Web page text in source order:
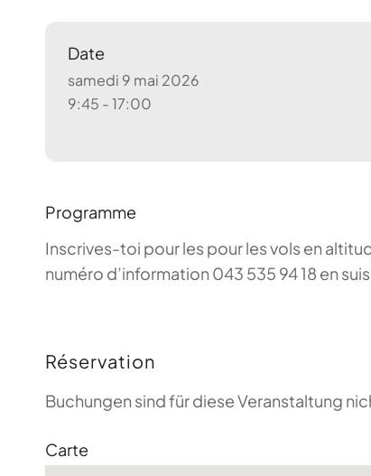
Date
samedi 9 mai 2026
9:45 - 17:00
Programme
Inscrives-toi pour les pour les vols en
numéro d’information 043 535 94 18 en
Réservation
Buchungen sind für diese Veranstaltung
Carte